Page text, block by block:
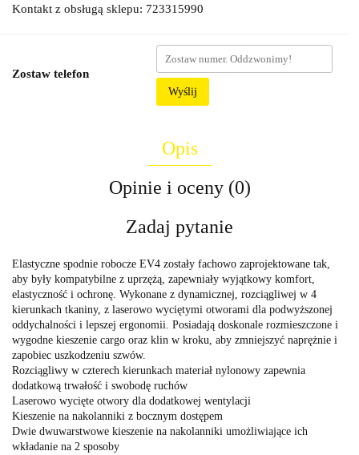
Kontakt z obsługą sklepu: 723315990
Zostaw telefon
Wyślij
Opis
Opinie i oceny (0)
Zadaj pytanie
Elastyczne spodnie robocze EV4 zostały fachowo zaprojektowane tak,
aby były kompatybilne z uprzężą, zapewniały wyjątkowy komfort,
elastyczność i ochronę. Wykonane z dynamicznej, rozciągliwej w 4
kierunkach tkaniny, z laserowo wyciętymi otworami dla podwyższonej
oddychalności i lepszej ergonomii. Posiadają doskonale rozmieszczone i
wygodne kieszenie cargo oraz klin w kroku, aby zmniejszyć naprężnie i
zapobiec uszkodzeniu szwów.
Rozciągliwy w czterech kierunkach materiał nylonowy zapewnia
dodatkową trwałość i swobodę ruchów
Laserowo wycięte otwory dla dodatkowej wentylacji
Kieszenie na nakolanniki z bocznym dostępem
Dwie dwuwarstwowe kieszenie na nakolanniki umożliwiające ich
wkładanie na 2 sposoby